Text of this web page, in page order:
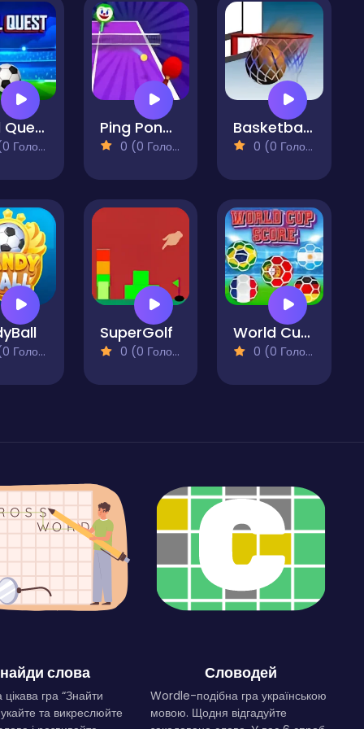
Goal Quest Ping Pong Air
0 (0 Голосів)
Basketball School
0 (0 Голосів)
SuperGolf
0 (0 Голосів)
World Cup Score
0 (0 Голосів)
слова
гра “Знайти
та викреслюйте
Словодей
Wordle-подібна гра українською
мовою. Щодня відгадуйте